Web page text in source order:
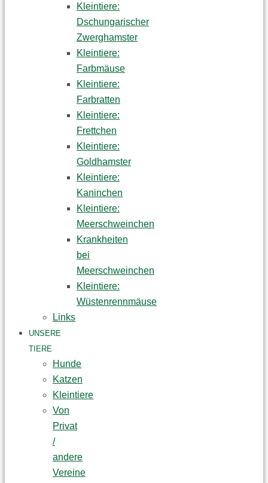
Kleintiere:
Dschungarischer
Zwerghamster
Kleintiere:
Farbmäuse
Kleintiere:
Farbratten
Kleintiere:
Frettchen
Kleintiere:
Goldhamster
Kleintiere:
Kaninchen
Kleintiere:
Meerschweinchen
Krankheiten
bei
Meerschweinchen
Kleintiere:
Wüstenrennmäuse
Links
UNSERE
TIERE
Hunde
Katzen
Kleintiere
Von
Privat
/
andere
Vereine